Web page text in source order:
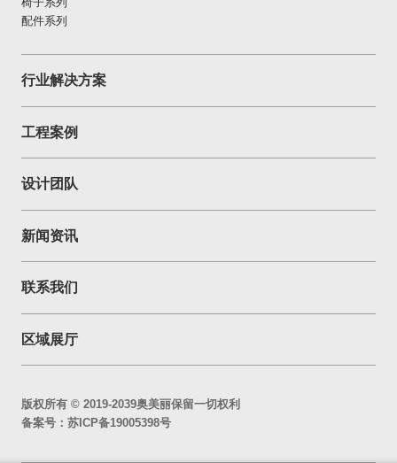
配件系列
行业解决方案
工程案例
设计团队
新闻资讯
联系我们
区域展厅
版权所有 © 2019-2039奥美丽保留一切权利
备案号： 苏ICP备19005398号